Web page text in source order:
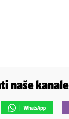
naše kanale